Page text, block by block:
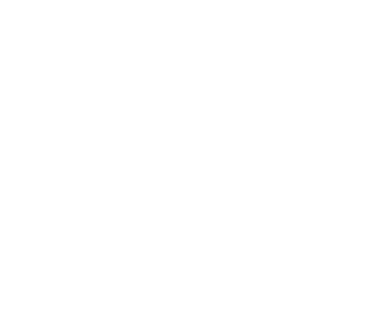
Außerdem erzählen sie über all das, was sie auf
Egal, ob Early Morning Dive oder
ihr seid mit an Bord!